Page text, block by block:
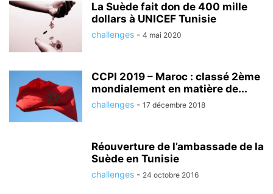
La Suède fait don de 400 mille
dollars à UNICEF Tunisie
challenges - 4 mai 2020
CCPI 2019 – Maroc : classé 2ème
mondialement en matière de...
challenges - 17 décembre 2018
Réouverture de l’ambassade de la
Suède en Tunisie
challenges - 24 octobre 2016